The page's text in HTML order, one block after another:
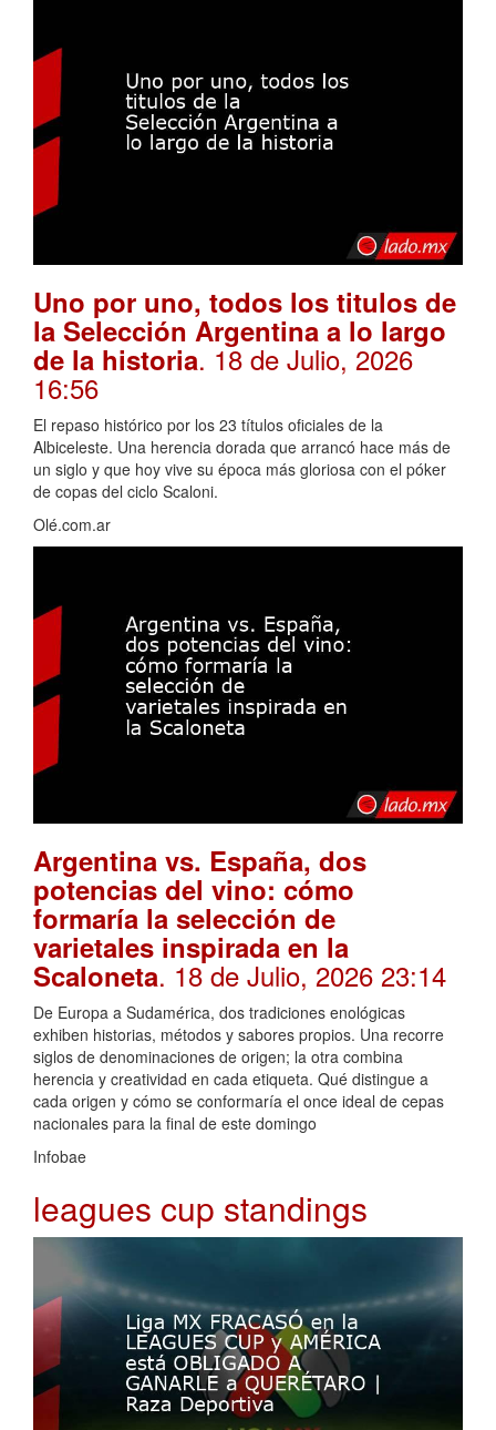
Uno por uno, todos los titulos de
la Selección Argentina a lo largo
de la historia. 18 de Julio, 2026
16:56
El repaso histórico por los 23 títulos oficiales de la
Albiceleste. Una herencia dorada que arrancó hace más de
un siglo y que hoy vive su época más gloriosa con el póker
de copas del ciclo Scaloni.
Olé.com.ar
Argentina vs. España, dos
potencias del vino: cómo
formaría la selección de
varietales inspirada en la
Scaloneta. 18 de Julio, 2026 23:14
De Europa a Sudamérica, dos tradiciones enológicas
exhiben historias, métodos y sabores propios. Una recorre
siglos de denominaciones de origen; la otra combina
herencia y creatividad en cada etiqueta. Qué distingue a
cada origen y cómo se conformaría el once ideal de cepas
nacionales para la final de este domingo
Infobae
leagues cup standings